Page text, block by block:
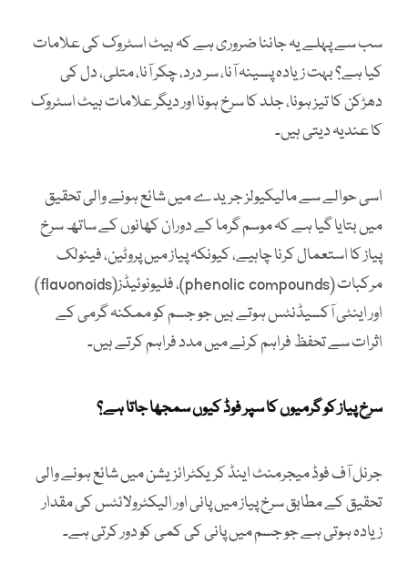
سب سے پہلے یہ جاننا ضروری ہے کہ ہیٹ اسٹروک کی علامات
کیا ہے؟ بہت زیادہ پسینہ آنا، سر درد، چکر آنا، متلی، دل کی
دھڑکن کا تیز ہونا، جلد کا سرخ ہونا اور دیگر علامات ہیٹ اسٹروک
کا عندیہ دیتی ہیں۔
اسی حوالے سے مالیکیولز جریدے میں شائع ہونے والی تحقیق
میں بتایا گیا ہے کہ موسم گرما کے دوران کھانوں کے ساتھ سرخ
پیاز کا استعمال کرنا چاہیے، کیونکہ پیاز میں پروٹین، فینولک
مرکبات (phenolic compounds)، فلیونوئیڈز(flavonoids)
اور اینٹی آکسیڈنٹس ہوتے ہیں جو جسم کو ممکنہ گرمی کے
اثرات سے تحفظ فراہم کرنے میں مدد فراہم کرتے ہیں۔
سرخ پیاز کو گرمیوں کا سپر فوڈ کیوں سمجھا جاتا ہے؟
جرنل آف فوڈ میجرمنٹ اینڈ کریکٹرائزیشن میں شائع ہونے والی
تحقیق کے مطابق سرخ پیاز میں پانی اور الیکٹرولائٹس کی مقدار
زیادہ ہوتی ہے جو جسم میں پانی کی کمی کو دور کرتی ہے۔